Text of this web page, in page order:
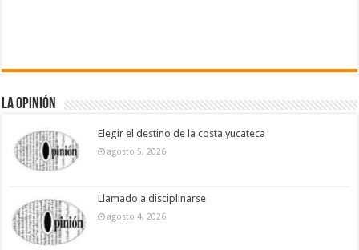
La Opinión
Elegir el destino de la costa yucateca
agosto 5, 2026
Llamado a disciplinarse
agosto 4, 2026